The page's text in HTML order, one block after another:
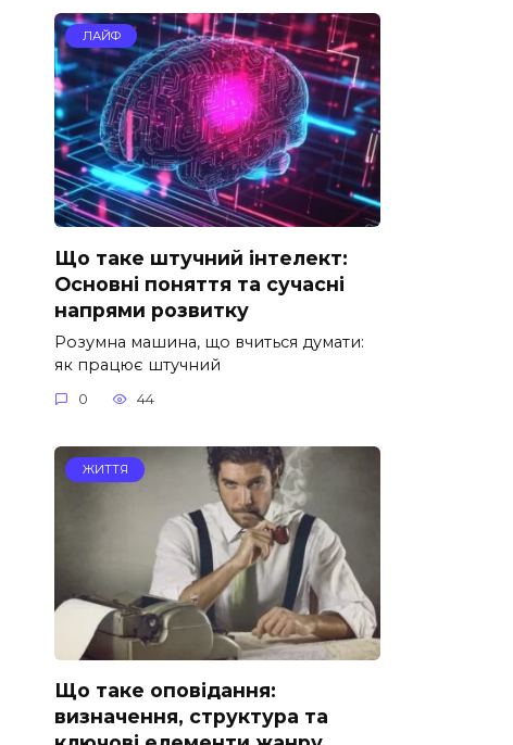
ЛАЙФ
Що таке штучний інтелект:
Основні поняття та сучасні
напрями розвитку
Розумна машина, що вчиться думати:
як працює штучний
0 44
ЖИТТЯ
Що таке оповідання:
визначення, структура та